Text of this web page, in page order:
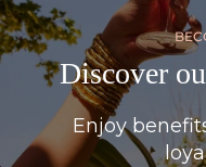
Discover
Enjoy